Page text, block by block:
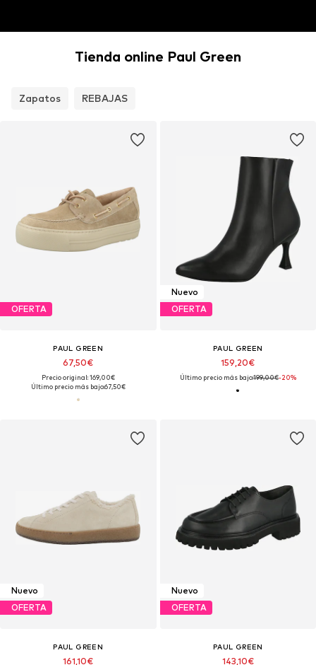
Tienda online Paul Green
Zapatos REBAJAS
OFERTA
PAUL GREEN
67,50€
Precio original: 169,00€
Último precio más bajo:67,50€
Nuevo
OFERTA
PAUL GREEN
159,20€
Último precio más bajo:199,00€-20%
Nuevo
OFERTA
PAUL GREEN
161,10€
Nuevo
OFERTA
PAUL GREEN
143,10€